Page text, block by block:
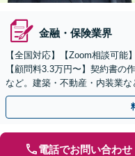
金融・保険業界
【全国対応】【Zoom相談可能
【顧問料3.3万円〜】契約書の
など。建築・不動産・内装業
主の方初回面談無料】
電話でお問い合わせ